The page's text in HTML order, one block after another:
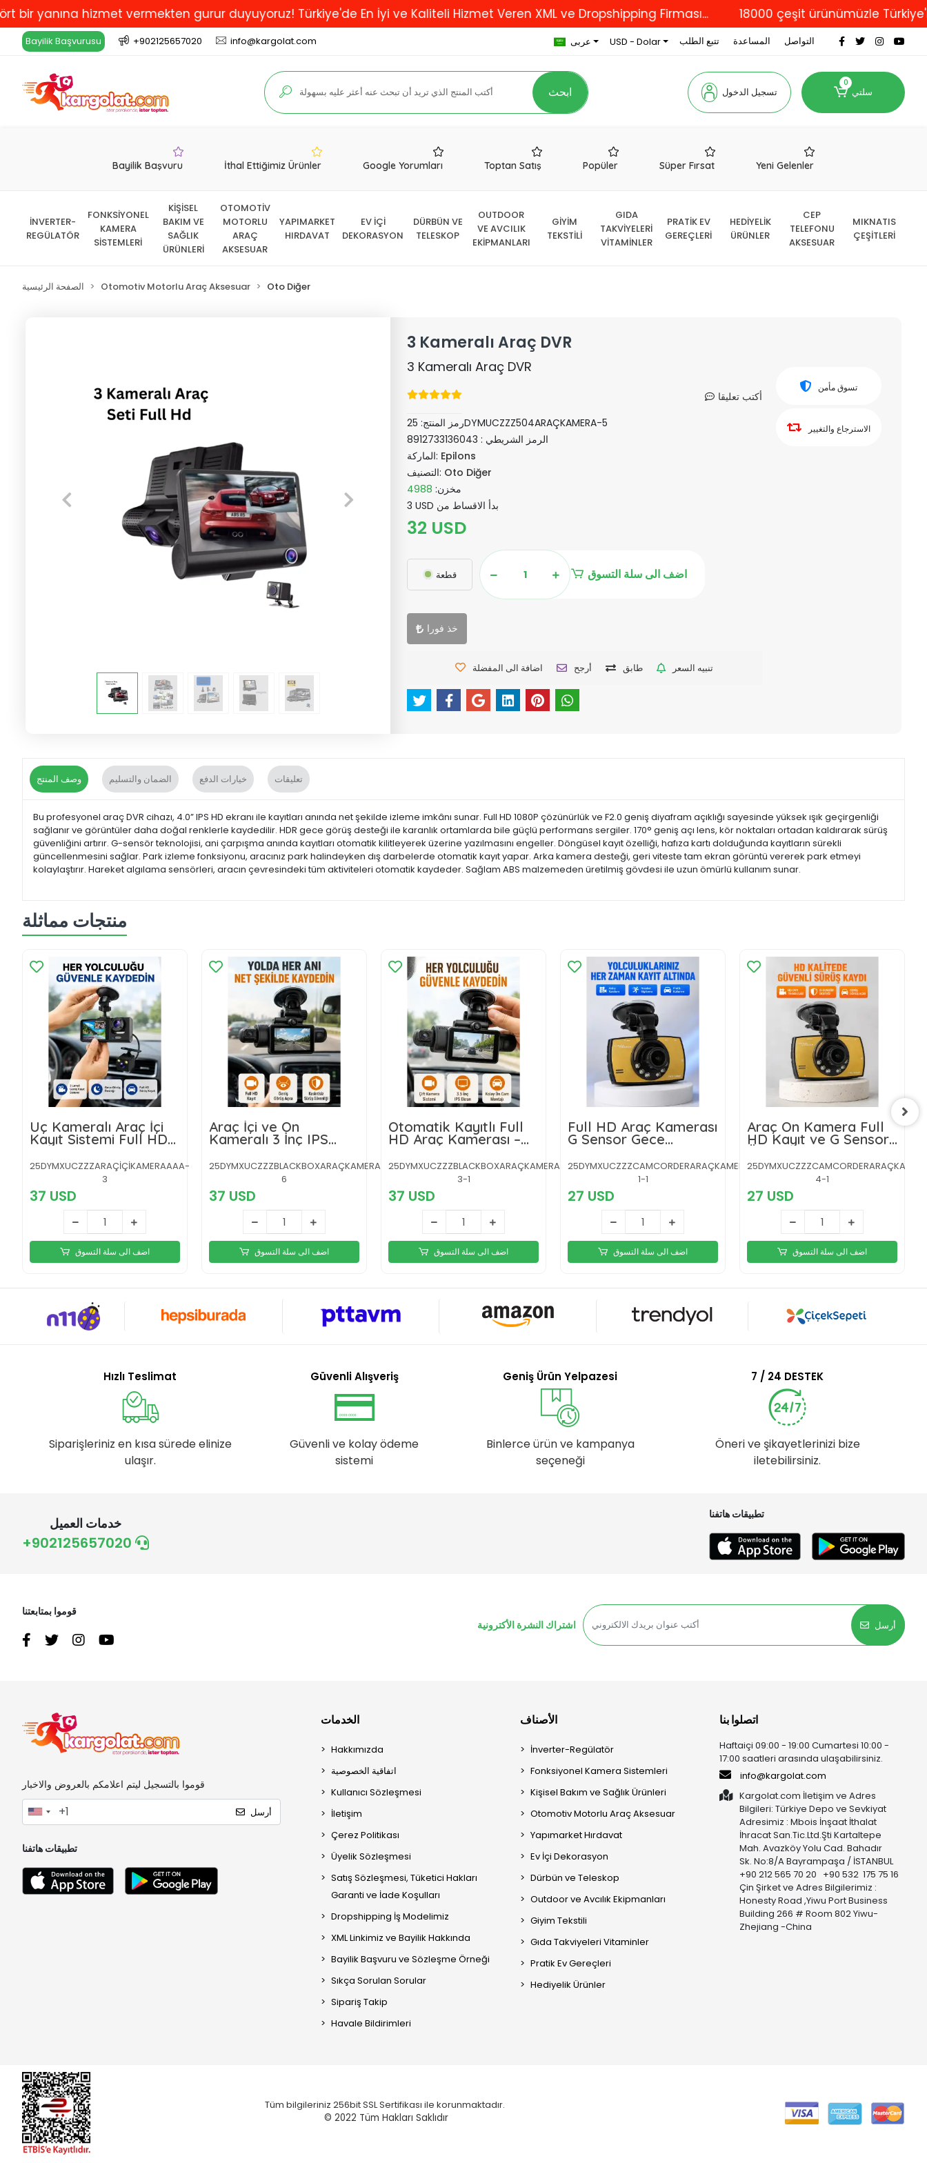
hizmet vermekten gurur duyuyoruz! Türkiye'de En İyi ve Kaliteli Hizmet Veren XML ve Dropshipping Firması... 18000 çeşit ürünümüzle Türkiye'nin
Bayilik Başvurusu +902125657020 info@kargolat.com عربى USD - Dolar تتبع الطلب المساعدة التواصل
ابحث تسجيل الدخول
0
سلتي
Bayilik Başvuru İthal Ettiğimiz Ürünler Google Yorumları Toptan Satış Popüler Süper Fırsat Yeni Gelenler
İNVERTER-
REGÜLATÖR
FONKSİYONEL
KAMERA
SİSTEMLERİ
KİŞİSEL
BAKIM VE
SAĞLIK
ÜRÜNLERİ
OTOMOTİV
MOTORLU
ARAÇ
AKSESUAR
YAPIMARKET
HIRDAVAT
EV İÇİ
DEKORASYON
DÜRBÜN VE
TELESKOP
OUTDOOR
VE AVCILIK
EKİPMANLARI
GİYİM
TEKSTİLİ
GIDA
TAKVİYELERİ
VİTAMİNLER
PRATİK EV
GEREÇLERİ
HEDİYELİK
ÜRÜNLER
CEP
TELEFONU
AKSESUAR
MIKNATIS
ÇEŞİTLERİ
الصفحة الرئيسية Otomotiv Motorlu Araç Aksesuar Oto Diğer
3 Kameralı Araç DVR
3 Kameralı Araç DVR
أكتب تعليقا
رمز المنتج:25DYMUCZZZ504ARAÇKAMERA-5
الرمز الشريطي : 8912733136043
الماركة: Epilons
التصنيف: Oto Diğer
مخزن: 4988
3 USD بدأ الاقساط من
32 USD
قطعة اضف الى سلة التسوق
خذ فورا
اضافة الى المفضلة أرجح طابق تنبيه السعر
تسوق مأمن
الاسترجاع والتغيير
وصف المنتج الضمان والتسليم خيارات الدفع تعليقات
Bu profesyonel araç DVR cihazı, 4.0” IPS HD ekranı ile kayıtları anında net şekilde izleme imkânı sunar. Full HD 1080P çözünürlük ve F2.0 geniş diyafram açıklığı sayesinde yüksek ışık geçirgenliği
sağlanır ve görüntüler daha doğal renklerle kaydedilir. HDR gece görüş desteği ile karanlık ortamlarda bile güçlü performans sergiler. 170° geniş açı lens, kör noktaları ortadan kaldırarak sürüş
güvenliğini artırır. G-sensör teknolojisi, ani çarpışma anında kayıtları otomatik kilitleyerek üzerine yazılmasını engeller. Döngüsel kayıt özelliği, hafıza kartı dolduğunda kayıtların sürekli
güncellenmesini sağlar. Park izleme fonksiyonu, aracınız park halindeyken dış darbelerde otomatik kayıt yapar. Arka kamera desteği, geri viteste tam ekran görüntü vererek park etmeyi
kolaylaştırır. Hareket algılama sensörleri, aracın çevresindeki tüm aktiviteleri otomatik kaydeder. Sağlam ABS malzemeden üretilmiş gövdesi ile uzun ömürlü kullanım sunar.
منتجات مماثلة
Üç Kameralı Araç İçi
Kayıt Sistemi Full HD
Gece Görüşlü ve G-
Sensör Destekli
25DYMXUCZZZARAÇİÇİKAMERAAAA-
3
37 USD
اضف الى سلة التسوق
Araç İçi ve Ön
Kameralı 3 İnç IPS
Ekranlı Full HD
Güvenlik Kamerası
25DYMXUCZZZBLACKBOXARAÇKAMERASI-
6
37 USD
اضف الى سلة التسوق
Otomatik Kayıtlı Full
HD Araç Kamerası –
Döngüsel Kayıt ve
Hareket Algılama
25DYMXUCZZZBLACKBOXARAÇKAMERASI-
3-1
37 USD
اضف الى سلة التسوق
Full HD Araç Kamerası
G Sensor Gece
25DYMXUCZZZCAMCORDERARAÇKAMERA-
1-1
27 USD
اضف الى سلة التسوق
Araç Ön Kamera Full
HD Kayıt ve G Sensor
Özellikli
4-1
27 USD
اضف الى سلة التسوق
Hızlı Teslimat
Siparişleriniz en kısa sürede elinize
ulaşır.
Güvenli Alışveriş
Güvenli ve kolay ödeme
sistemi
Geniş Ürün Yelpazesi
Binlerce ürün ve kampanya
seçeneği
7 / 24 DESTEK
Öneri ve şikayetlerinizi bize
iletebilirsiniz.
خدمات العميل
+902125657020
تطبيقات هاتفنا
قوموا بمتابعتنا
اشتراك النشرة الأكترونية
أرسل
قوموا بالتسجيل ليتم اعلامكم بالعروض والاخبار
أرسل
تطبيقات هاتفنا
الخدمات
Hakkımızda
اتفاقية الخصوصية
Kullanıcı Sözleşmesi
İletişim
Çerez Politikası
Üyelik Sözleşmesi
Satış Sözleşmesi, Tüketici Hakları
Garanti ve İade Koşulları
Dropshipping İş Modelimiz
XML Linkimiz ve Bayilik Hakkında
Bayilik Başvuru ve Sözleşme Örneği
Sıkça Sorulan Sorular
Sipariş Takip
Havale Bildirimleri
الأصناف
İnverter-Regülatör
Fonksiyonel Kamera Sistemleri
Kişisel Bakım ve Sağlık Ürünleri
Otomotiv Motorlu Araç Aksesuar
Yapımarket Hırdavat
Ev İçi Dekorasyon
Dürbün ve Teleskop
Outdoor ve Avcılık Ekipmanları
Giyim Tekstili
Gıda Takviyeleri Vitaminler
Pratik Ev Gereçleri
Hediyelik Ürünler
اتصلوا بنا
Haftaiçi 09:00 - 19:00 Cumartesi 10:00 -
17:00 saatleri arasında ulaşabilirsiniz.
info@kargolat.com
Kargolat.com İletişim ve Adres
Bilgileri: Türkiye Depo ve Sevkiyat
Adresimiz : Mbois İnşaat İthalat
İhracat San.Tic.Ltd.Şti Kartaltepe
Mah. Avazköy Yolu Cad. Bahadır
Sk. No:8/A Bayrampaşa / İSTANBUL
+90 212 565 70 20 +90 532 175 75 16
Çin Şirket ve Adres Bilgilerimiz :
Honesty Road ,Yiwu Port Business
Building 266 # Room 802 Yiwu-
Zhejiang -China
Tüm bilgileriniz 256bit SSL Sertifikası ile korunmaktadır.
© 2022 Tüm Hakları Saklıdır